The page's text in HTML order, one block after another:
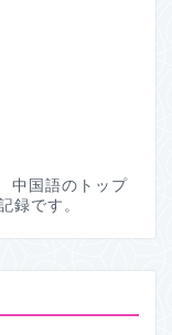
中国語のトップ
録です。